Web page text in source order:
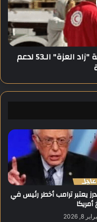
الهلال الأحمر المصري يطلق قافلة "زاد العزة" الـ53 لدعم
يعتبر ترامب أخطر رئيس في
أمريكا
8, 2026